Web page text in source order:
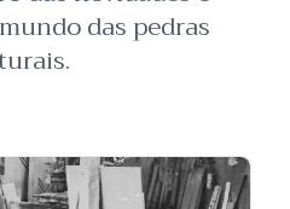
das pedras